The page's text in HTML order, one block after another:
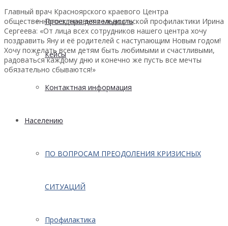
Проектная деятельность
Кейсы
Контактная информация
Населению
ПО ВОПРОСАМ ПРЕОДОЛЕНИЯ КРИЗИСНЫХ
СИТУАЦИЙ
Профилактика
Главный врач Красноярского краевого Центра
общественного здоровья и медицинской профилактики Ирина
Сергеева: «От лица всех сотрудников нашего центра хочу
поздравить Яну и её родителей с наступающим Новым годом!
Хочу пожелать всем детям быть любимыми и счастливыми,
радоваться каждому дню и конечно же пусть все мечты
обязательно сбываются!»